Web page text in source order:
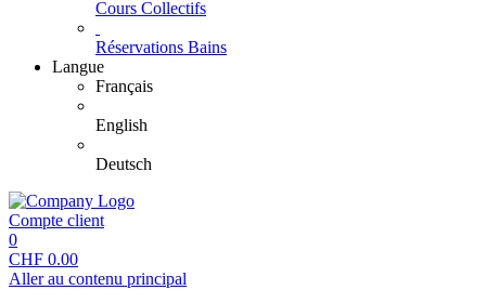
Cours Collectifs
Réservations Bains
Langue
Français
English
Deutsch
Compte client
0
CHF 0.00
Aller au contenu principal